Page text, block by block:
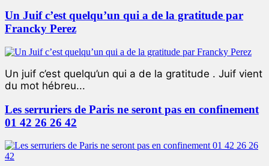
Un Juif c’est quelqu’un qui a de la gratitude par
Francky Perez
Un juif c’est quelqu’un qui a de la gratitude . Juif vient
du mot hébreu...
Les serruriers de Paris ne seront pas en confinement
01 42 26 26 42